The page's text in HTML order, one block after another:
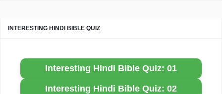
INTERESTING HINDI BIBLE QUIZ
Interesting Hindi Bible Quiz: 01
Interesting Hindi Bible Quiz: 02